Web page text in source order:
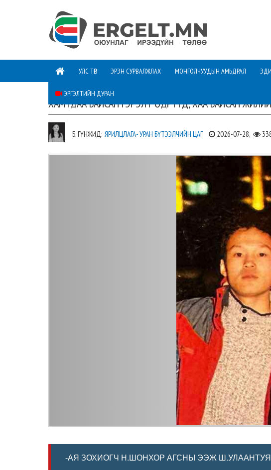
УЛС ТӨР ЭРЭН СУРВАЛЖЛАХ МОНГОЛЧУУДЫН АМЬДРАЛ
ЭРГЭЛТИЙН ДУРАН
ХАМТДАА БАЙСАН ГЭРЭЛТ ӨДРҮҮД, ХАА БАЙСАН
Б. ГҮНЖИД: ЯРИЛЦЛАГА- УРАН БҮТЭЭЛЧИЙН ЦАГ 2026-07-28,
-АЯ ЗОХИОГЧ Н.ШОНХОР АГСНЫ ЭЭЖ